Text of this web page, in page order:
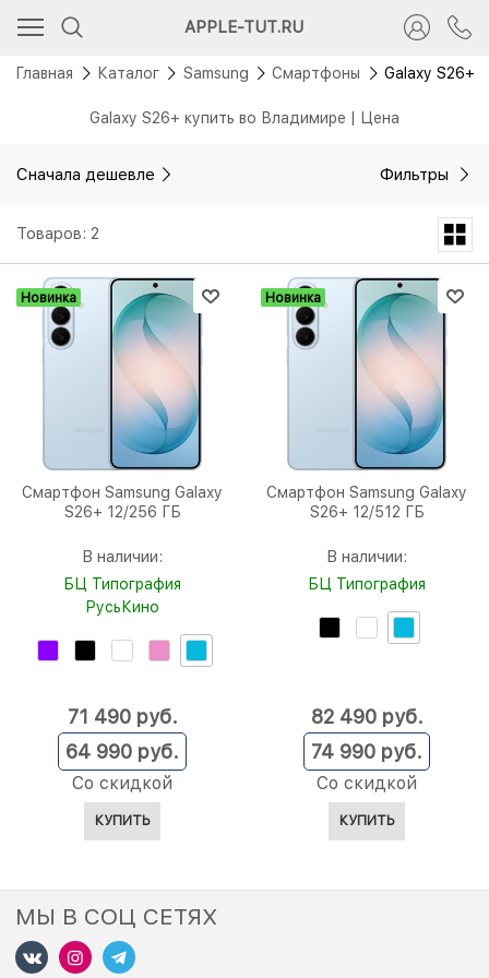
APPLE-TUT.RU
Главная Каталог Samsung Смартфоны Galaxy S26+
Galaxy S26+ купить во Владимире | Цена
Сначала дешевле Фильтры
Товаров: 2
Новинка
Смартфон Samsung Galaxy
S26+ 12/256 ГБ
В наличии:
БЦ Типография
РусьКино
64 990 руб.
Со скидкой
71 490 руб.
КУПИТЬ
Новинка
Смартфон Samsung Galaxy
S26+ 12/512 ГБ
В наличии:
БЦ Типография
74 990 руб.
Со скидкой
82 490 руб.
КУПИТЬ
МЫ В СОЦ СЕТЯХ